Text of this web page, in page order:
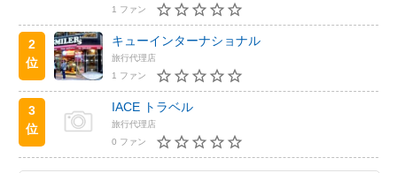
1 ファン
2
位
キューインターナショナル
旅行代理店
1 ファン
3
位
IACE トラベル
旅行代理店
0 ファン